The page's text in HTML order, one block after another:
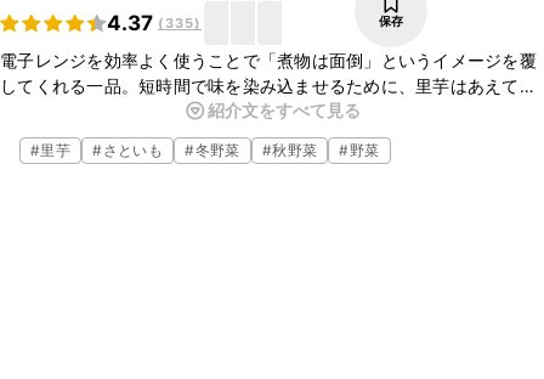
4.37 ( 335) 保存
電子レンジを効率よく使うことで「煮物は面倒」というイメージを覆
してくれる一品。短時間で味を染み込ませるために、里芋はあえて木
べらで崩すことで味染みが良くなります。
どこかほっとする味付けは、定番おうち和食の仲間入りです。
紹介文をすべて見る
#里芋 #さといも #冬野菜 #秋野菜 #野菜